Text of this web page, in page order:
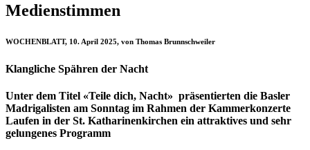
Medienstimmen
WOCHENBLATT, 10. April 2025, von Thomas Brunnschweiler
Klangliche Spähren der Nacht
Unter dem Titel «Teile dich, Nacht» präsentierten die Basler
Madrigalisten am Sonntag im Rahmen der Kammerkonzerte
Laufen in der St. Katharinenkirchen ein attraktives und sehr
gelungenes Programm